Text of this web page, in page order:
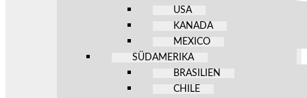
USA
KANADA
MEXICO
SÜDAMERIKA
BRASILIEN
CHILE